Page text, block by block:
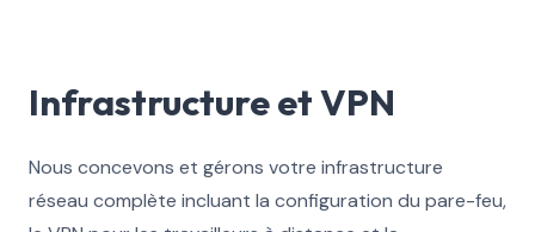
Infrastructure et VPN
Nous concevons et gérons votre infrastructure
réseau complète incluant la configuration du pare-feu,